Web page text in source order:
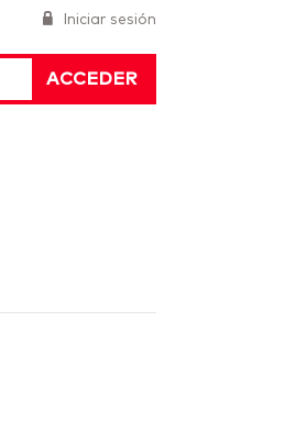
Iniciar sesión
ACCEDER